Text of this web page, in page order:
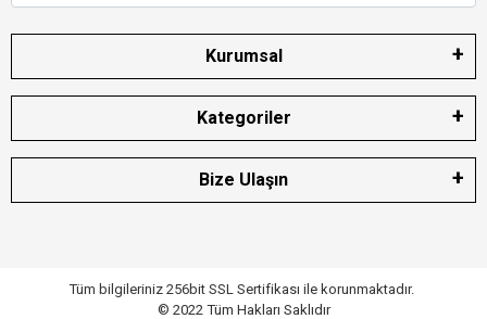
Kurumsal
Kategoriler
Bize Ulaşın
Tüm bilgileriniz 256bit SSL Sertifikası ile korunmaktadır.
© 2022 Tüm Hakları Saklıdır